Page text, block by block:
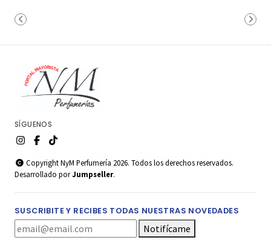
SÍGUENOS
Copyright NyM Perfumería 2026. Todos los derechos reservados.
Desarrollado porJumpseller.
SUSCRIBITE Y RECIBES TODAS NUESTRAS NOVEDADES
Notifícame